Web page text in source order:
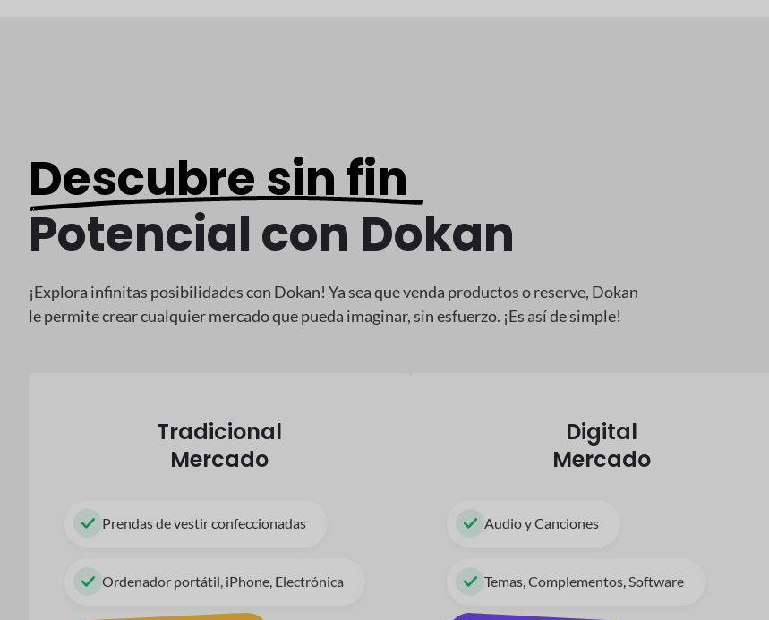
Descubre sin fin
Potencial con Dokan
¡Explora infinitas posibilidades con Dokan! Ya sea que venda productos o reserve, Dokan
le permite crear cualquier mercado que pueda imaginar, sin esfuerzo. ¡Es así de simple!
Tradicional
Mercado
Prendas de vestir confeccionadas
Ordenador portátil, iPhone, Electrónica
Digital
Mercado
Audio y Canciones
Temas, Complementos, Software